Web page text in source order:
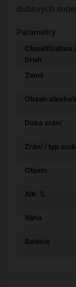
dubových
Parametry
Classification /
Druh
Země
Obsah
Doba zrání
Zrání / typ
Objem
Alk. %
Váha
Balenie